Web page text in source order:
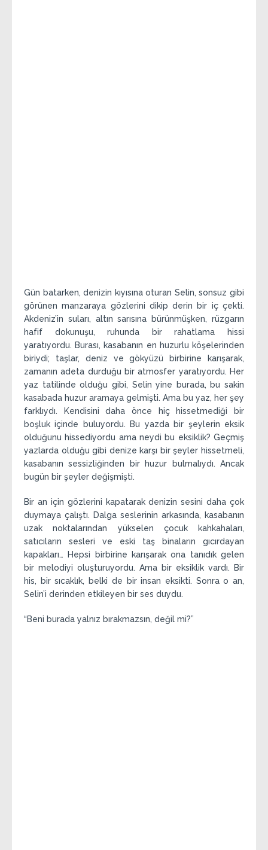
Gün batarken, denizin kıyısına oturan Selin, sonsuz gibi
görünen manzaraya gözlerini dikip derin bir iç çekti.
Akdeniz’in suları, altın sarısına bürünmüşken, rüzgarın
hafif dokunuşu, ruhunda bir rahatlama hissi
yaratıyordu. Burası, kasabanın en huzurlu köşelerinden
biriydi; taşlar, deniz ve gökyüzü birbirine karışarak,
zamanın adeta durduğu bir atmosfer yaratıyordu. Her
yaz tatilinde olduğu gibi, Selin yine burada, bu sakin
kasabada huzur aramaya gelmişti. Ama bu yaz, her şey
farklıydı. Kendisini daha önce hiç hissetmediği bir
boşluk içinde buluyordu. Bu yazda bir şeylerin eksik
olduğunu hissediyordu ama neydi bu eksiklik? Geçmiş
yazlarda olduğu gibi denize karşı bir şeyler hissetmeli,
kasabanın sessizliğinden bir huzur bulmalıydı. Ancak
bugün bir şeyler değişmişti.
Bir an için gözlerini kapatarak denizin sesini daha çok
duymaya çalıştı. Dalga seslerinin arkasında, kasabanın
uzak noktalarından yükselen çocuk kahkahaları,
satıcıların sesleri ve eski taş binaların gıcırdayan
kapakları… Hepsi birbirine karışarak ona tanıdık gelen
bir melodiyi oluşturuyordu. Ama bir eksiklik vardı. Bir
his, bir sıcaklık, belki de bir insan eksikti. Sonra o an,
Selin’i derinden etkileyen bir ses duydu.
“Beni burada yalnız bırakmazsın, değil mi?”